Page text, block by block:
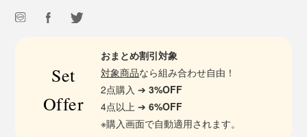
Set
Offer
おまとめ割引対象
対象商品なら組み合わせ自由！
2点購入 ➔3%OFF
4点以上 ➔6%OFF
※購入画面で自動適用されます。